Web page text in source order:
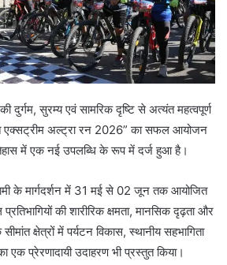
दुर्गम, सुरम्य एवं सामरिक दृष्टि से अत्यंत महत्वपूर्ण
एक्सट्रीम अल्ट्रा रन 2026” का सफल आयोजन
में एक नई उपलब्धि के रूप में दर्ज हुआ है।
के मार्गदर्शन में 31 मई से 02 जून तक आयोजित
की शारीरिक क्षमता, मानसिक दृढ़ता और
क्षेत्रों में पर्यटन विकास, स्थानीय सहभागिता
प्रेरणादायी उदाहरण भी प्रस्तुत किया।